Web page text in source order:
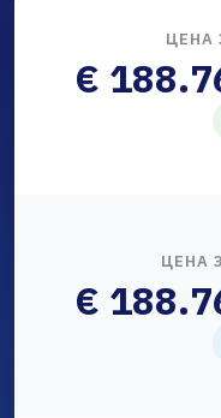
ЦЕНА
€
ЦЕНА
€